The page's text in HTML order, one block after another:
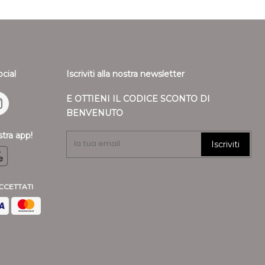
letto l'informativa sulla privacy
è sufficiente che il Cliente invii una dichiarazione
della intenzione di avvalersi del diritto di recesso. Ronca
mail un modulo cartaceo che dovrà essere stampato e
collocato fisicamente il prodotto e fatto pervenire a Ronca
entro 14 giorni lavorativi dall'autorizzazione al
i prodotti coperti da diritto di recesso, saranno
comprensivi dei costi di consegna (ad eccezione
dalla eventuale scelta di un tipo di consegna
app!
Iscriviti alla nostra newsletter
E OTTIENI IL CODICE SCONTO DI
BENVENUTO
Iscriviti